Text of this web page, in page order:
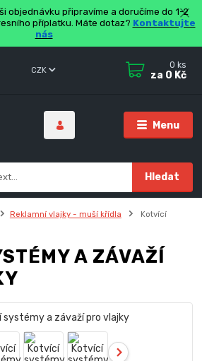
objednávku připravíme a doručíme do 1-2
příplatku. Máte dotaz? Kontaktujte
nás
Menu
CZK
Hledat
0 ks
za 0 Kč
Reklamní vlajky - muší křídla
Kotvící
A ZÁVAŽÍ